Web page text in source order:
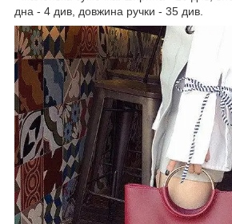
дна - 4 див, довжина ручки - 35 див.